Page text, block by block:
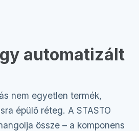
automatizált
nem egyetlen termék,
épülő réteg. A STASTO
össze – a komponens